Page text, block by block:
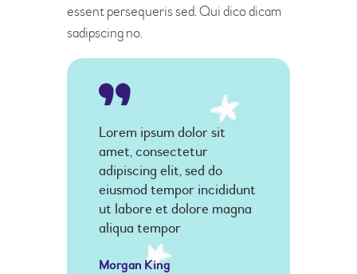
essent persequeris sed. Qui dico dicam
sadipscing no.
Lorem ipsum dolor sit
amet, consectetur
adipiscing elit, sed do
eiusmod tempor incididunt
ut labore et dolore magna
aliqua tempor
Morgan King